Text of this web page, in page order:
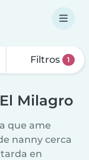
Filtros 1
Milagro
que ame
nanny cerca
en